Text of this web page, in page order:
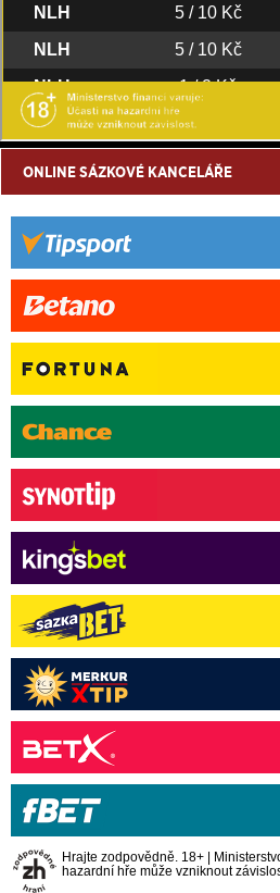
ONLINE SÁZKOVÉ KANCELÁŘE
Hrajte zodpovědně. 18+ |
hazardní hře může vzniknout